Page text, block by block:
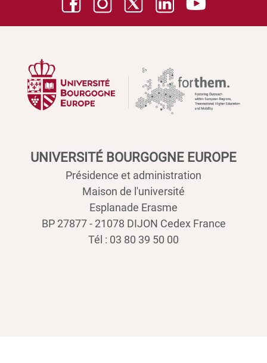
UNIVERSITÉ BOURGOGNE EUROPE
Présidence et administration
Maison de l'université
Esplanade Erasme
BP 27877 - 21078 DIJON Cedex France
Tél : 03 80 39 50 00